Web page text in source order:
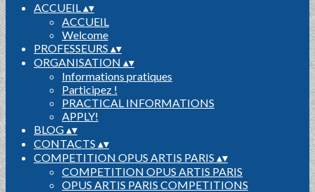
ACCUEIL▴▾
ACCUEIL
Welcome
PROFESSEURS ▴▾
ORGANISATION ▴▾
Informations pratiques
Participez !
PRACTICAL INFORMATIONS
APPLY!
BLOG▴▾
CONTACTS ▴▾
COMPETITION OPUS ARTIS PARIS ▴▾
COMPETITION OPUS ARTIS PARIS
OPUS ARTIS PARIS COMPETITIONS